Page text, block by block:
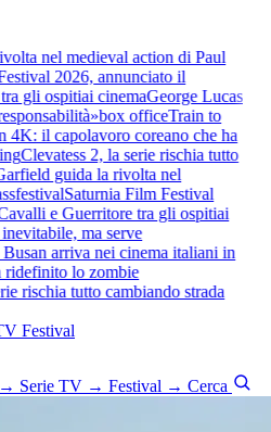
nel medieval action di Paul
2026, annunciato il
gli ospitiai cinemaGeorge Lucas
box officeTrain to
4K: il capolavoro coreano che ha
Clevatess 2, la serie rischia tutto
guida la rivolta nel
festivalSaturnia Film Festival
e Guerritore tra gli ospitiai
ma serve
arriva nei cinema italiani in
lo zombie
rischia tutto cambiando strada
Festival
→ Serie TV → Festival → Cerca